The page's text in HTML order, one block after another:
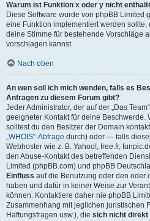
Warum ist Funktion x oder y nicht
Diese Software wurde von phpBB Limited
eine Funktion implementiert werden sollte,
deine Stimme für bestehende Vorschläge
vorschlagen kannst.
Nach oben
An wen soll ich mich wenden, falls es
Anfragen zu diesem Forum gibt?
Jeder Administrator, der auf der „Das
geeigneter Kontakt für deine Beschwerde.
solltest du den Besitzer der Domain
„WHOIS“-Abfrage durch) oder — falls
Webhoster wie z. B. Yahoo!, free.fr,
den Abuse-Kontakt des betreffenden
Limited (phpBB.com) und phpBB
Einfluss auf die Benutzung oder den oder
haben und dafür in keiner Weise zur
können. Kontaktiere daher nie phpBB
Zusammenhang mit jeglichen juristischen
Haftungsfragen usw.), die sich nicht direkt